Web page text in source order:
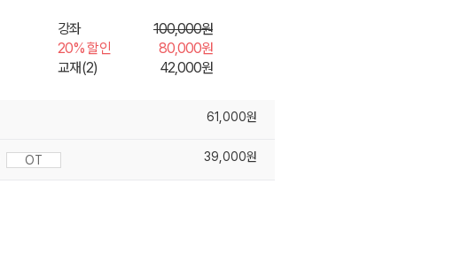
강좌
100,000원
20% 할인
80,000원
교재(2)
42,000원
61,000원
OT 39,000원